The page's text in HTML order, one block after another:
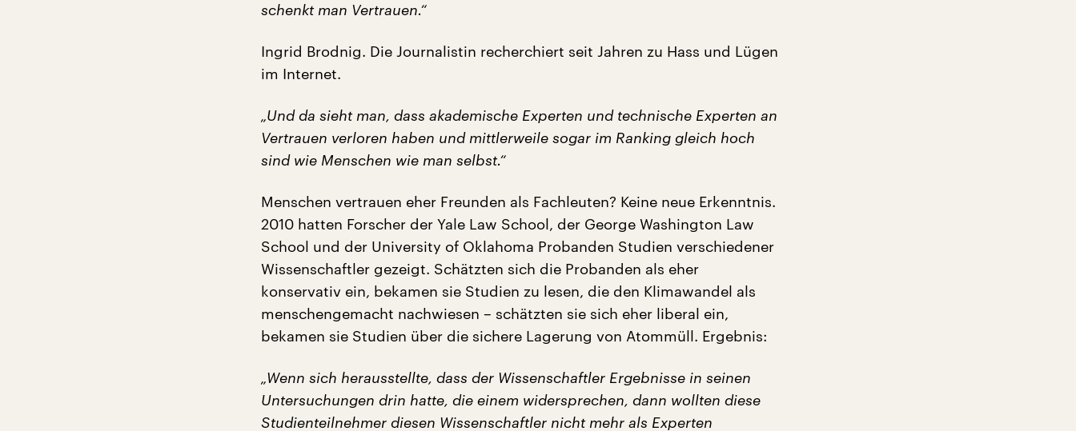
schenkt man Vertrauen.“
Ingrid Brodnig. Die Journalistin recherchiert seit Jahren zu Hass und Lügen
im Internet.
„Und da sieht man, dass akademische Experten und technische Experten an
Vertrauen verloren haben und mittlerweile sogar im Ranking gleich hoch
sind wie Menschen wie man selbst.“
Menschen vertrauen eher Freunden als Fachleuten? Keine neue Erkenntnis.
2010 hatten Forscher der Yale Law School, der George Washington Law
School und der University of Oklahoma Probanden Studien verschiedener
Wissenschaftler gezeigt. Schätzten sich die Probanden als eher
konservativ ein, bekamen sie Studien zu lesen, die den Klimawandel als
menschengemacht nachwiesen – schätzten sie sich eher liberal ein,
bekamen sie Studien über die sichere Lagerung von Atommüll. Ergebnis:
„Wenn sich herausstellte, dass der Wissenschaftler Ergebnisse in seinen
Untersuchungen drin hatte, die einem widersprechen, dann wollten diese
Studienteilnehmer diesen Wissenschaftler nicht mehr als Experten